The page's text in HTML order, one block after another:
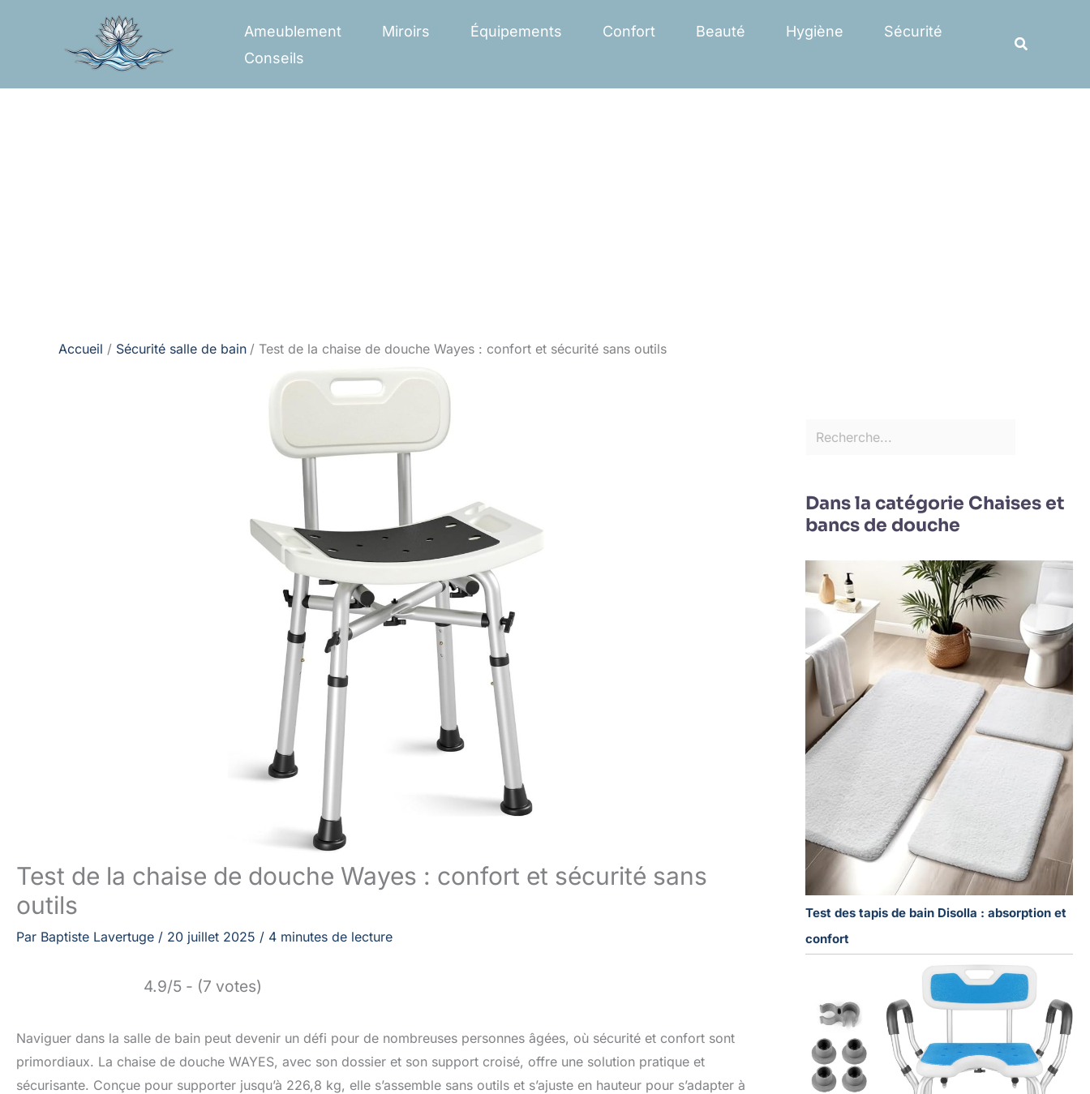
Ameublement Miroirs Équipements Confort Beauté Hygiène
Sécurité
Conseils
Accueil Sécurité salle de bain Test de la chaise de douche Wayes : confort et sécurité sans outils
Test de la chaise de douche Wayes : confort et sécurité sans
outils
Par Baptiste Lavertuge / 20 juillet 2025 / 4 minutes de lecture
4.9/5 - (7 votes)
Naviguer dans la salle de bain peut devenir un défi pour de nombreuses personnes âgées, où sécurité et confort sont
primordiaux. La chaise de douche WAYES, avec son dossier et son support croisé, offre une solution pratique et
sécurisante. Conçue pour supporter jusqu’à 226,8 kg, elle s’assemble sans outils et s’ajuste en hauteur pour s’adapter à
Dans la catégorie Chaises et
bancs de douche
Test des tapis de bain Disolla : absorption et
confort